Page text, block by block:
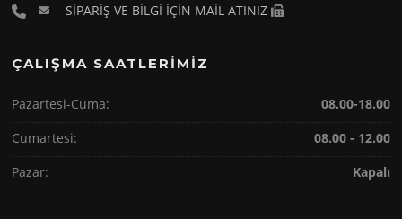
SİPARİŞ VE BİLGİ İÇİN MAİL ATINIZ
ÇALIŞMA SAATLERİMİZ
Pazartesi-Cuma:
08.00-18.00
Cumartesi:
08.00 - 12.00
Pazar:
Kapalı